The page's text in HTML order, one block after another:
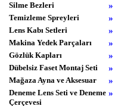
Silme Bezleri »
Temizleme Spreyleri »
Lens Kabı Setleri »
Makina Yedek Parçaları »
Gözlük Kapları »
Dübelsiz Faset Montaj Seti »
Mağaza Ayna ve Aksesuar »
Deneme Lens Seti ve Deneme
Çerçevesi
»